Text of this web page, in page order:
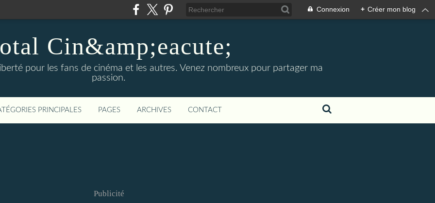
Connexion + Créer mon blog
Cin&amp;eacute;
pour les fans de cinéma et les autres. Venez nombreux pour partager ma
passion.
PRINCIPALES PAGES ARCHIVES CONTACT
Publicité